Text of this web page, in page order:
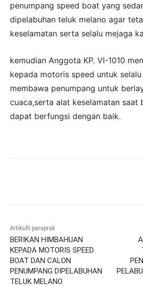
penumpang speed boat yang
dipelabuhan teluk melano agar
keselamatan serta selalu mejaga
kemudian Anggota KP. VI-1010
kepada motoris speed untuk
membawa penumpang untuk
cuaca,serta alat keselamatan saat
dapat berfungsi dengan baik.
Artikulli paraprak
BERIKAN HIMBAHUAN
KEPADA MOTORIS SPEED
BOAT DAN CALON
PENUMPANG DIPELABUHAN
TELUK MELANO